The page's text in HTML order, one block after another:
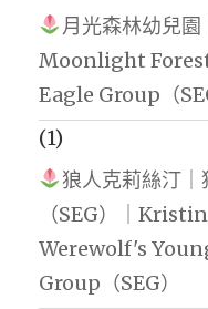
月光森林幼兒園
Moonlight
Eagle Group（
(1)
狼人克莉絲汀
（SEG）｜
Werewolf's
Group（SEG）